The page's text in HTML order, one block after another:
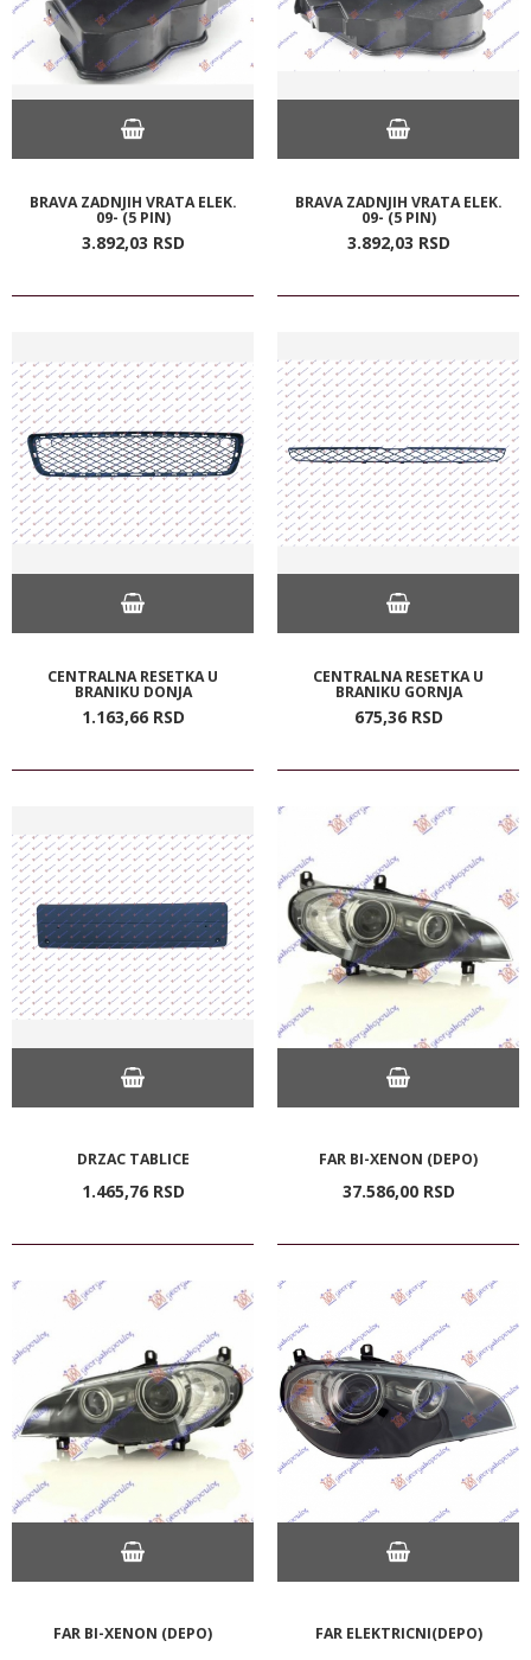
BRAVA ZADNJIH VRATA ELEK.
09- (5 PIN)
3.892,03 RSD
BRAVA ZADNJIH VRATA ELEK.
09- (5 PIN)
3.892,03 RSD
CENTRALNA RESETKA U
BRANIKU DONJA
1.163,66 RSD
CENTRALNA RESETKA U
BRANIKU GORNJA
675,36 RSD
DRZAC TABLICE
1.465,76 RSD
FAR BI-XENON (DEPO)
37.586,00 RSD
FAR BI-XENON (DEPO) FAR ELEKTRICNI(DEPO)